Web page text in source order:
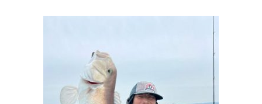
c e